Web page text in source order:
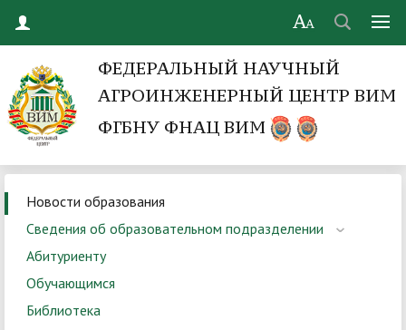
ФЕДЕРАЛЬНЫЙ НАУЧНЫЙ
АГРОИНЖЕНЕРНЫЙ ЦЕНТР ВИМ
ФГБНУ ФНАЦ ВИМ
Новости образования
Сведения об образовательном подразделении
Абитуриенту
Обучающимся
Библиотека